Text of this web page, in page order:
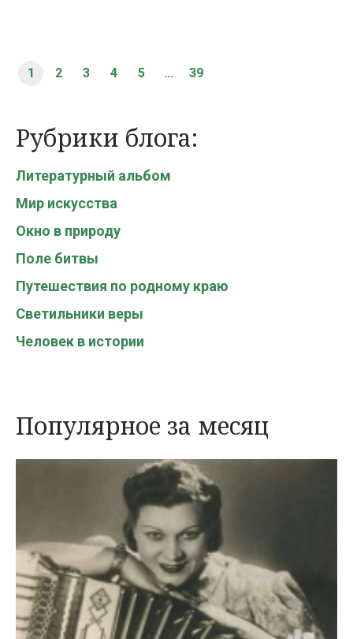
1 2 3 4 5 ... 39
Рубрики блога:
Литературный альбом
Мир искусства
Окно в природу
Поле битвы
Путешествия по родному краю
Светильники веры
Человек в истории
Популярное за месяц